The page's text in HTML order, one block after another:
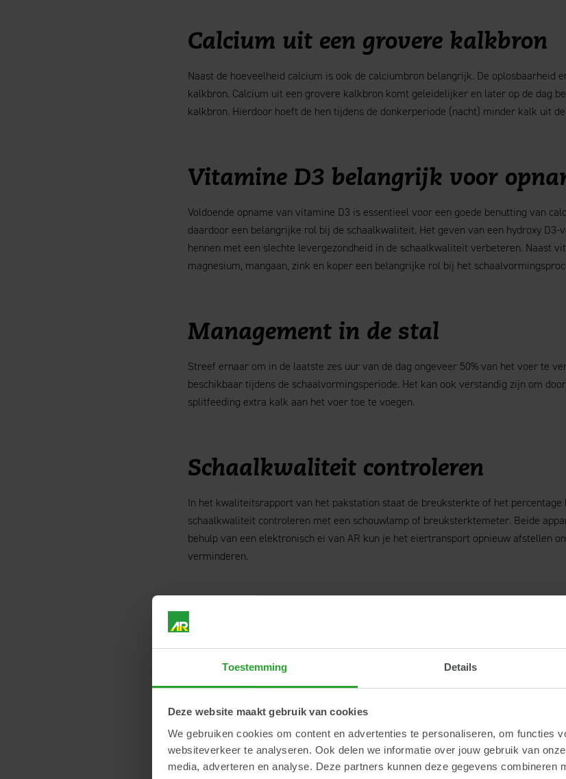
Toestemming Details
Deze website maakt gebruik van cookies
We gebruiken cookies om content en advertenties te personaliseren, om functies
websiteverkeer te analyseren. Ook delen we informatie over jouw gebruik van
media, adverteren en analyse. Deze partners kunnen deze gegevens combineren
Calcium uit een grovere kalkbron
Naast de hoeveelheid calcium is ook de calciumbron belangrijk. De oplosbaarheid
kalkbron. Calcium uit een grovere kalkbron komt geleidelijker en later op de dag
kalkbron. Hierdoor hoeft de hen tijdens de donkerperiode (nacht) minder kalk uit
Vitamine D3 belangrijk voor
Voldoende opname van vitamine D3 is essentieel voor een goede benutting van
daardoor een belangrijke rol bij de schaalkwaliteit. Het geven van een hydroxy D3-
hennen met een slechte levergezondheid in de schaalkwaliteit verbeteren. Naast
magnesium, mangaan, zink en koper een belangrijke rol bij het
Management in de stal
Streef ernaar om in de laatste zes uur van de dag ongeveer 50% van het voer te
beschikbaar tijdens de schaalvormingsperiode. Het kan ook verstandig zijn om
splitfeeding extra kalk aan het voer toe te voegen.
Schaalkwaliteit controleren
In het kwaliteitsrapport van het pakstation staat de breuksterkte of het percentage
schaalkwaliteit controleren met een schouwlamp of breuksterktemeter. Beide
behulp van een elektronisch ei van AR kun je het eiertransport opnieuw afstellen
verminderen.
Dagelijkse agenda van de leghen
versterkt worden door de inzet van een gritdosator of het toepassen van
het voer beschikbaar die vitaminen of mineralen bevatten die indirect een
hebben.
Terug